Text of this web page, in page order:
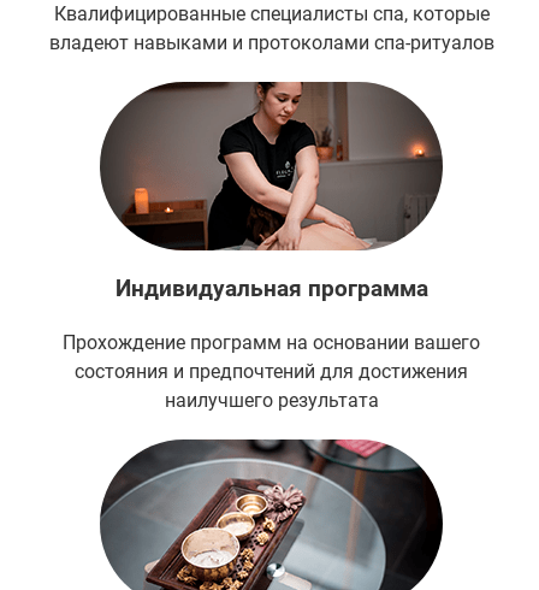
Квалифицированные специалисты спа, которые
владеют навыками и протоколами спа-ритуалов
Индивидуальная программа
Прохождение программ на основании вашего
состояния и предпочтений для достижения
наилучшего результата